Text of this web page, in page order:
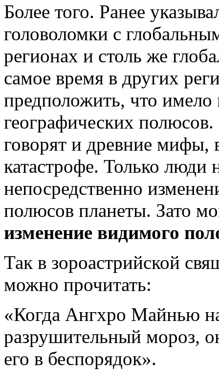
Более того. Ранее
головоломки с
регионах и столь же
самое время в других
предположить, что
географических
говорят и древние мифы,
катастрофе. Только люди
непосредственно
полюсов планеты. Зато
изменение видимого
Так в зороастрийской
можно прочитать:
«Когда Ангхро Майнью
разрушительный мороз,
его в беспорядок».